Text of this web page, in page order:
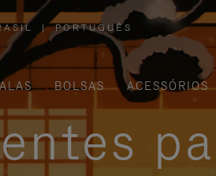
PARA BRASIL | PORTUGUÊS
BOLSAS ACESSÓRIOS